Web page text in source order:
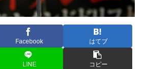
Facebook はてブ
LINE コピー